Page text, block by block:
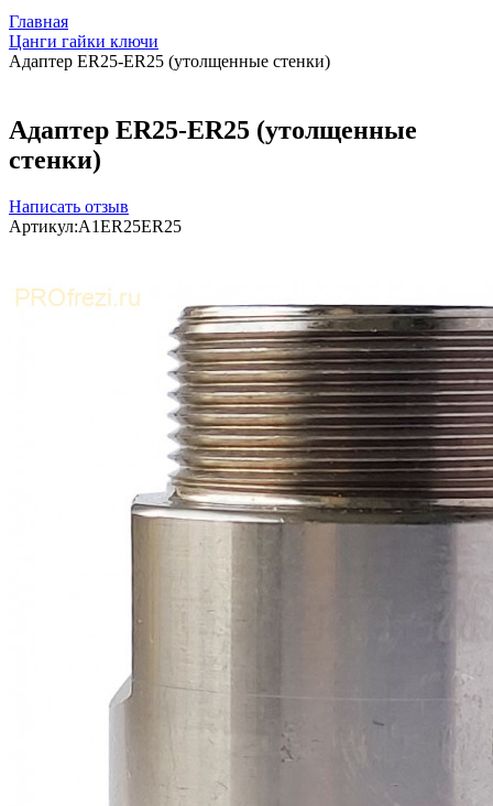
Главная
Цанги гайки ключи
Адаптер ER25-ER25 (утолщенные стенки)
Адаптер ER25-ER25 (утолщенные
стенки)
Написать отзыв
Артикул:A1ER25ER25